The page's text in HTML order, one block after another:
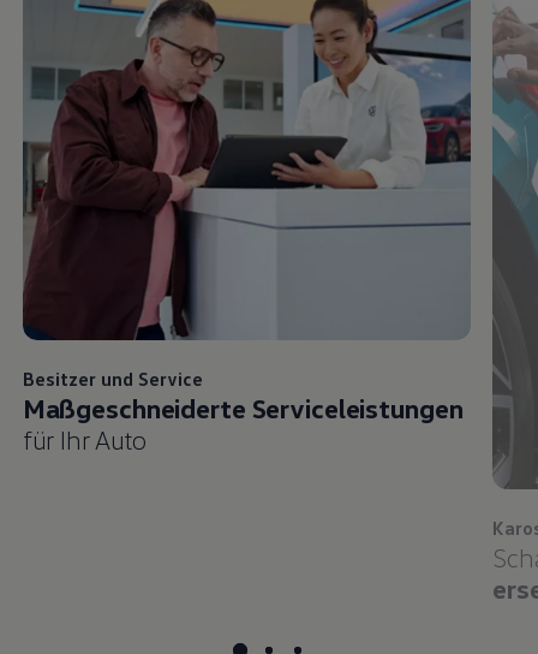
Besitzer und Service
Maßgeschneiderte Serviceleistungen
für Ihr Auto